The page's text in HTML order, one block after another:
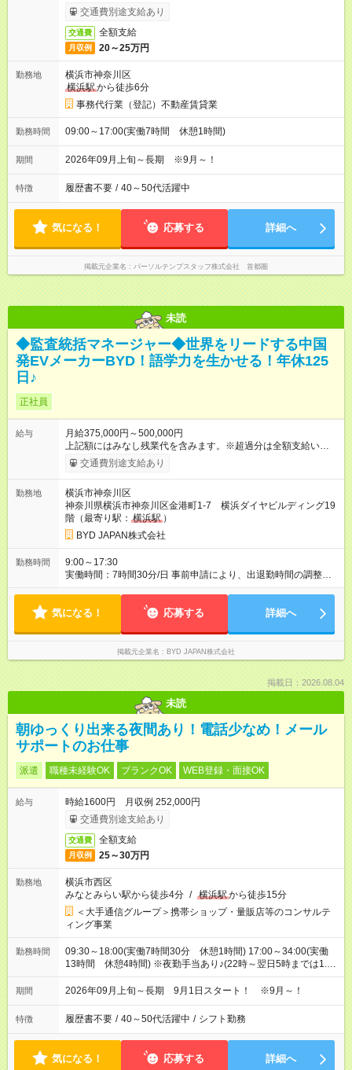
交通費別途支給あり
交通費 全額支給
月収例 20～25万円
勤務地
横浜市神奈川区
横浜駅から徒歩6分
事務代行業（登記）不動産賃貸業
勤務時間 09:00～17:00(実働7時間 休憩1時間)
期間 2026年09月上旬～長期 ※9月～！
特徴 履歴書不要 / 40～50代活躍中
気になる！ 応募する 詳細へ
掲載元企業名 パーソルテンプスタッフ株式会社 首都圏
未読
◆監査統括マネージャー◆世界をリードする中国
発EVメーカーBYD！語学力を生かせる！年休125
日♪
正社員
給与
月給375,000円～500,000円
上記額にはみなし残業代を含みます。※超過分は全額支給いたし
ます。 みなし残業代 98,900円 以上／月 みなし残業時間 45時間
／月 月給＋賞与年2回（賞与金額は月給を基に算出します） ※あ
あり 試用期間の長さ：3ヶ月 雇用形態、給与は本採用時と同じ
です。
交通費別途支給あり
勤務地
横浜市神奈川区
神奈川県横浜市神奈川区金港町1-7 横浜ダイヤビルディング19
階（最寄り駅： 横浜駅 ）
BYD JAPAN株式会社
勤務時間
9:00～17:30
実働時間：7時間30分/日 事前申請により、出退勤時間の調整が
可能です。 7:00～11:00、16:00～19:30 の間で柔軟に対応でき
気になる！ 応募する 詳細へ
掲載元企業名 BYD JAPAN株式会社
掲載日：2026.08.04
未読
朝ゆっくり出来る夜間あり！電話少なめ！メール
サポートのお仕事
派遣 職種未経験OK ブランクOK WEB登録・面接OK
給与
時給1600円 月収例 252,000円
交通費別途支給あり
交通費 全額支給
月収例 25～30万円
勤務地
横浜市西区
みなとみらい駅から徒歩4分 / 横浜駅から徒歩15分
＜大手通信グループ＞携帯ショップ・量販店等のコンサルテ
ィング事業
勤務時間
09:30～18:00(実働7時間30分 休憩1時間) 17:00～34:00(実働
13時間 休憩4時間) ※夜勤手当あり♪(22時～翌日5時までは1.25
倍)
期間 2026年09月上旬～長期 9月1日スタート！ ※9月～！
特徴 履歴書不要 / 40～50代活躍中 / シフト勤務
気になる！ 応募する 詳細へ